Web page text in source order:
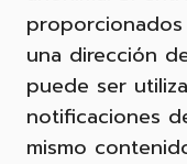
una dirección
puede ser
notificaciones
mismo